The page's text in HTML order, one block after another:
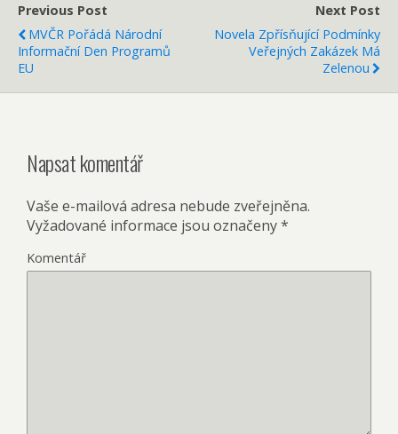
Previous Post
MVČR Pořádá Národní
Informační Den Programů
EU
Next Post
Novela Zpřísňující Podmínky
Veřejných Zakázek Má
Zelenou
Napsat komentář
Vaše e-mailová adresa nebude zveřejněna.
Vyžadované informace jsou označeny*
Komentář